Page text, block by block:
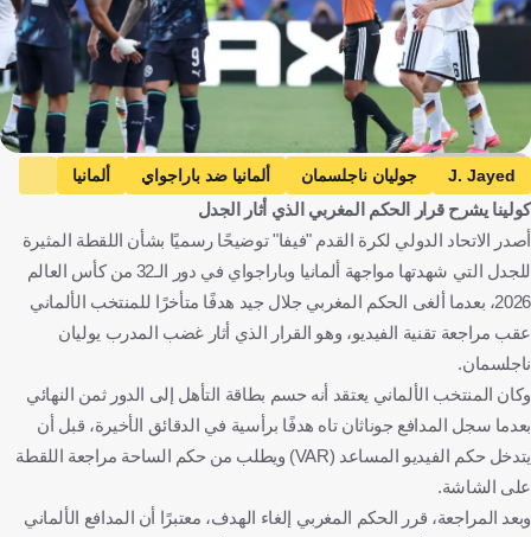
Getty Images
J. Jayed جوليان ناجلسمان ألمانيا ضد باراجواي
ألمانيا
باراجواي
كأس العالم المغرب
الولايات المتحدة
كرة قدم
كولينا يشرح قرار الحكم المغربي الذي أثار الجدل
أصدر الاتحاد الدولي لكرة القدم "فيفا" توضيحًا رسميًا بشأن اللقطة المثيرة
للجدل التي شهدتها مواجهة ألمانيا وباراجواي في دور الـ32 من كأس العالم
2026، بعدما ألغى الحكم المغربي جلال جيد هدفًا متأخرًا للمنتخب الألماني
عقب مراجعة تقنية الفيديو، وهو القرار الذي أثار غضب المدرب يوليان
ناجلسمان.
وكان المنتخب الألماني يعتقد أنه حسم بطاقة التأهل إلى الدور ثمن النهائي
بعدما سجل المدافع جوناثان تاه هدفًا برأسية في الدقائق الأخيرة، قبل أن
يتدخل حكم الفيديو المساعد (VAR) ويطلب من حكم الساحة مراجعة اللقطة
على الشاشة.
وبعد المراجعة، قرر الحكم المغربي إلغاء الهدف، معتبرًا أن المدافع الألماني